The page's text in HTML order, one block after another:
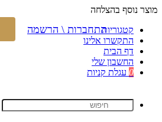
מוצר נוסף בהצלחה
קטגוריות
התקשרו אלינו
דף הבית
החשבון שלי
0 עגלת קניות
התחברות \ הרשמה